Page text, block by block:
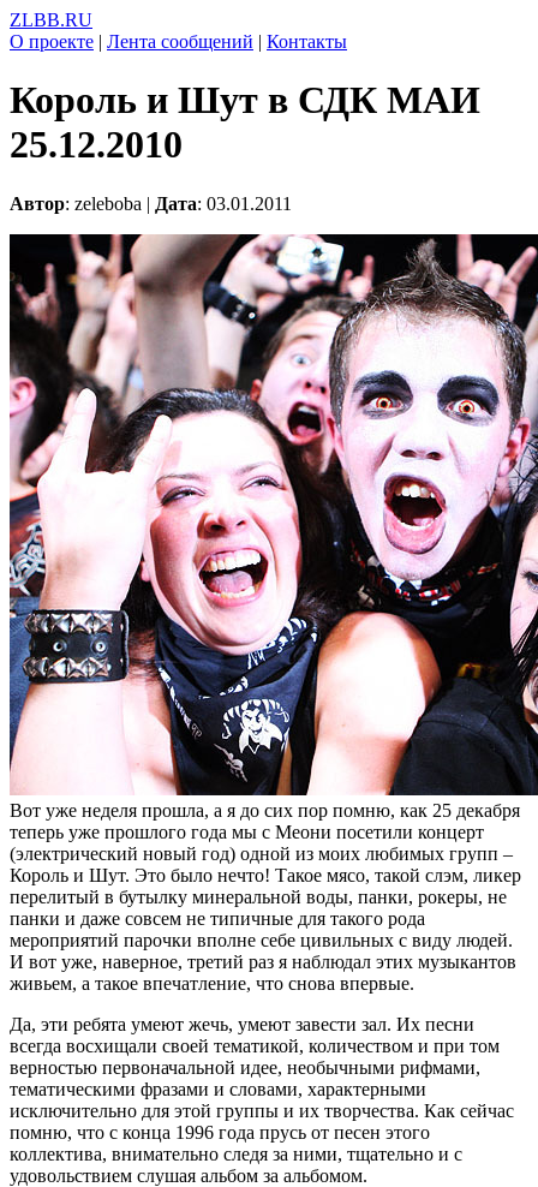
ZLBB.RU
О проекте | Лента сообщений | Контакты
Король и Шут в СДК МАИ
25.12.2010
Автор: zeleboba | Дата: 03.01.2011
Вот уже неделя прошла, а я до сих пор помню, как 25 декабря
теперь уже прошлого года мы с Меони посетили концерт
(электрический новый год) одной из моих любимых групп –
Король и Шут. Это было нечто! Такое мясо, такой слэм, ликер
перелитый в бутылку минеральной воды, панки, рокеры, не
панки и даже совсем не типичные для такого рода
мероприятий парочки вполне себе цивильных с виду людей.
И вот уже, наверное, третий раз я наблюдал этих музыкантов
живьем, а такое впечатление, что снова впервые.
Да, эти ребята умеют жечь, умеют завести зал. Их песни
всегда восхищали своей тематикой, количеством и при том
верностью первоначальной идее, необычными рифмами,
тематическими фразами и словами, характерными
исключительно для этой группы и их творчества. Как сейчас
помню, что с конца 1996 года прусь от песен этого
коллектива, внимательно следя за ними, тщательно и с
удовольствием слушая альбом за альбомом.